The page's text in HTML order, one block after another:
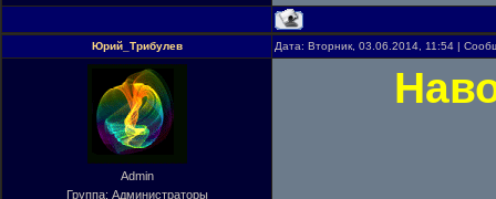
Юрий_Трибулев Дата: Вторник, 03.06.2014, 11:54 |
Admin
Группа: Администраторы